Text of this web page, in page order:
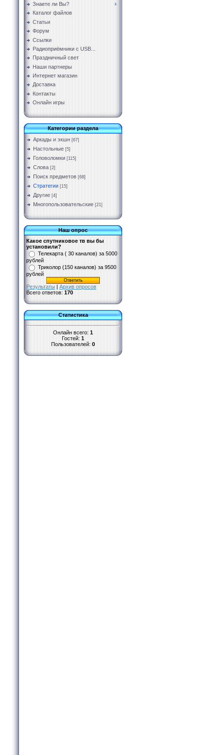
Знаете ли Вы?
Каталог файлов
Статьи
Форум
Ссылки
Радиоприёмники с USB...
Праздничный свет
Наши партнеры
Интернет магазин
Доставка
Контакты
Онлайн игры
Категории раздела
Аркады и экшн [67]
Настольные [5]
Головоломки [115]
Слова [2]
Поиск предметов [68]
Стратегии [15]
Другие [4]
Многопользовательские [21]
Наш опрос
Какое спутниковое тв вы бы
установили?
Телекарта ( 30 каналов) за 5000
рублей
Триколор (150 каналов) за 9500
рублей
Результаты | Архив опросов
Всего ответов: 170
Статистика
Онлайн всего: 1
Гостей: 1
Пользователей: 0